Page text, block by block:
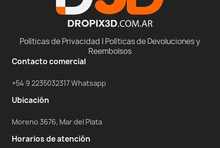
Políticas de Privacidad | Políticas de Devoluciones y
Reembolsos
Contacto comercial
+54 9 2235032317 Whatsapp
Ubicación
Moreno 3676, Mar del Plata
Horarios de atención